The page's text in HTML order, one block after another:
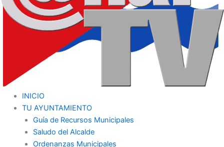
INICIO
TU AYUNTAMIENTO
Guía de Recursos Municipales
Saludo del Alcalde
Ordenanzas Municipales